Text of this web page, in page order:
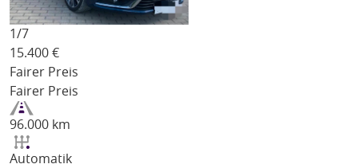
1/7
15.400 €
Fairer Preis
Fairer Preis
96.000 km
Automatik